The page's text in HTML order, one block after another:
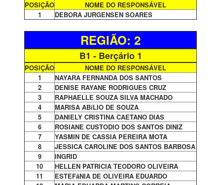
POSIÇÃO
NOME DO RESPONSÁVEL
1
DEBORA JURGENSEN SOARES
REGIÃO: 2
B1 - Berçário 1
POSIÇÃO
NOME DO RESPONSÁVEL
1
NAYARA FERNANDA DOS SANTOS
2
DENISE RAYANE RODRIGUES CRUZ
3
RAPHAELLE SOUZA SILVA MACHADO
4
MARISA ABíLIO DE SOUZA
5
DANIELY CRISTINA CAETANO DIAS
6
ROSIANE CUSTODIO DOS SANTOS DINIZ
7
YASMIN DE CASSIA PEREIRA MOTA
8
JESSICA CAROLINE DOS SANTOS BARBOSA
9
INGRID
10
HELLEN PATRICIA TEODORO OLIVEIRA
11
ESTEFâNIA DE OLIVEIRA EDUARDO